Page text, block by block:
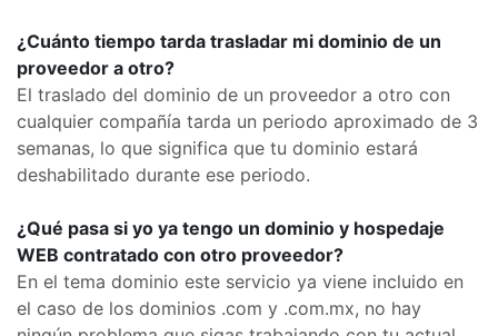
¿Cuánto tiempo tarda trasladar mi dominio de un
proveedor a otro?
El traslado del dominio de un proveedor a otro con
cualquier compañía tarda un periodo aproximado de 3
semanas, lo que significa que tu dominio estará
deshabilitado durante ese periodo.
¿Qué pasa si yo ya tengo un dominio y hospedaje
WEB contratado con otro proveedor?
En el tema dominio este servicio ya viene incluido en
el caso de los dominios .com y .com.mx, no hay